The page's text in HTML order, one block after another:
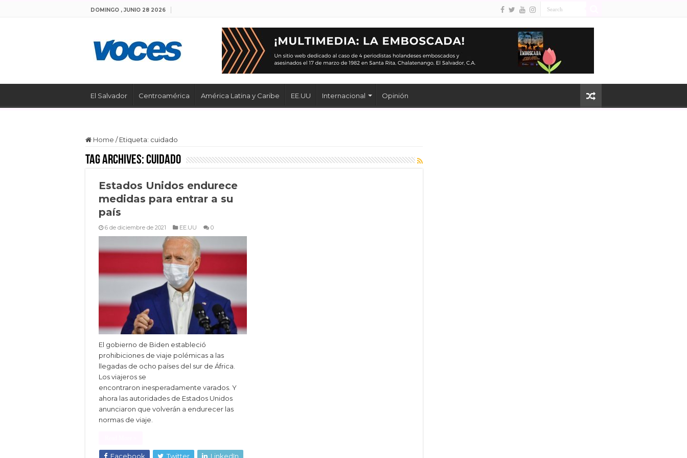
DOMINGO , JUNIO 28 2026
El Salvador Centroamérica América Latina y Caribe EE.UU Internacional Opinión
Home / Etiqueta: cuidado
Tag Archives:cuidado
Estados Unidos endurece
medidas para entrar a su
país
6 de diciembre de 2021 EE.UU 0
El gobierno de Biden estableció
prohibiciones de viaje polémicas a las
llegadas de ocho países del sur de África.
Los viajeros se
encontraron inesperadamente varados. Y
ahora las autoridades de Estados Unidos
anunciaron que volverán a endurecer las
normas de viaje.
Facebook Twitter LinkedIn